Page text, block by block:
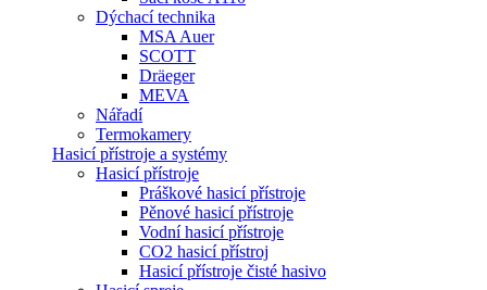
Dýchací technika
MSA Auer
SCOTT
Dräeger
MEVA
Nářadí
Termokamery
Hasicí přístroje a systémy
Hasicí přístroje
Práškové hasicí přístroje
Pěnové hasicí přístroje
Vodní hasicí přístroje
CO2 hasicí přístroj
Hasicí přístroje čisté hasivo